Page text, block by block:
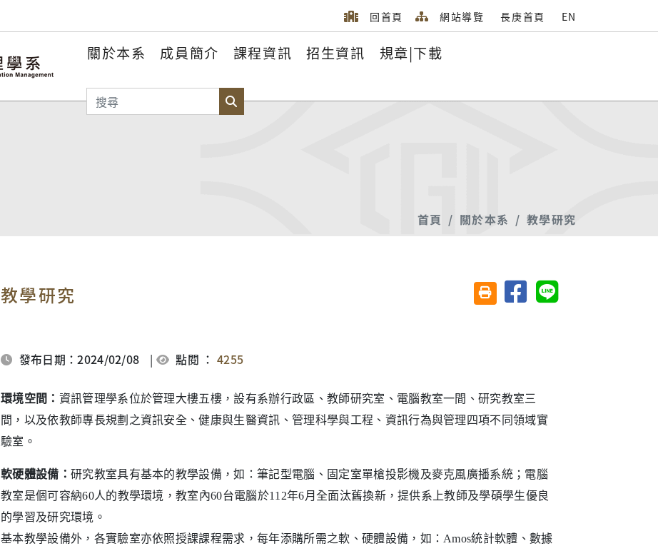
回首頁 網站導覽 長庚首頁 EN
關於本系 成員簡介 課程資訊 招生資訊 規章|下載
搜尋
首頁 關於本系 教學研究
教學研究 友善列印(另開視窗)
分享至臉書分享至 Line
發布日期：2024/02/08 | 點閱 ：4255
環境空間： 資訊管理學系位於管理大樓五樓，設有系辦行政區、教師研究室、電腦教室一間、研究教室三
間，以及依教師專長規劃之資訊安全、健康與生醫資訊、管理科學與工程、資訊行為與管理四項不同領域實
驗室。
軟硬體設備： 研究教室具有基本的教學設備，如：筆記型電腦、固定室單槍投影機及麥克風廣播系統；電腦
教室是個可容納60人的教學環境，教室內60台電腦於112年6月全面汰舊換新，提供系上教師及學碩學生優良
的學習及研究環境。
基本教學設備外，各實驗室亦依照授課課程需求，每年添購所需之軟、硬體設備，如：Amos統計軟體、數據